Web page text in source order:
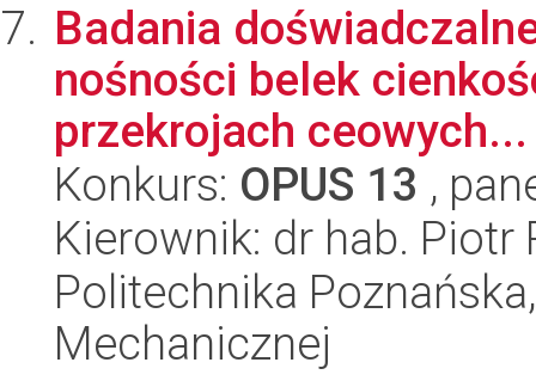
Badania
nośności belek
przekrojach ceowych...
Konkurs: OPUS 13 ,
Kierownik: dr hab. Piotr
Politechnika
Mechanicznej